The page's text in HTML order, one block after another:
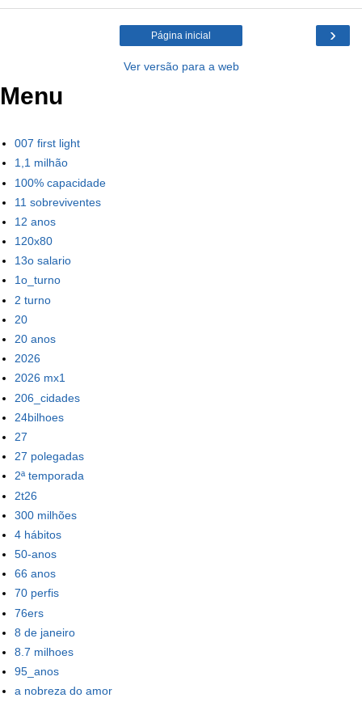
›
Página inicial
Ver versão para a web
Menu
007 first light
1,1 milhão
100% capacidade
11 sobreviventes
12 anos
120x80
13o salario
1o_turno
2 turno
20
20 anos
2026
2026 mx1
206_cidades
24bilhoes
27
27 polegadas
2ª temporada
2t26
300 milhões
4 hábitos
50-anos
66 anos
70 perfis
76ers
8 de janeiro
8.7 milhoes
95_anos
a nobreza do amor